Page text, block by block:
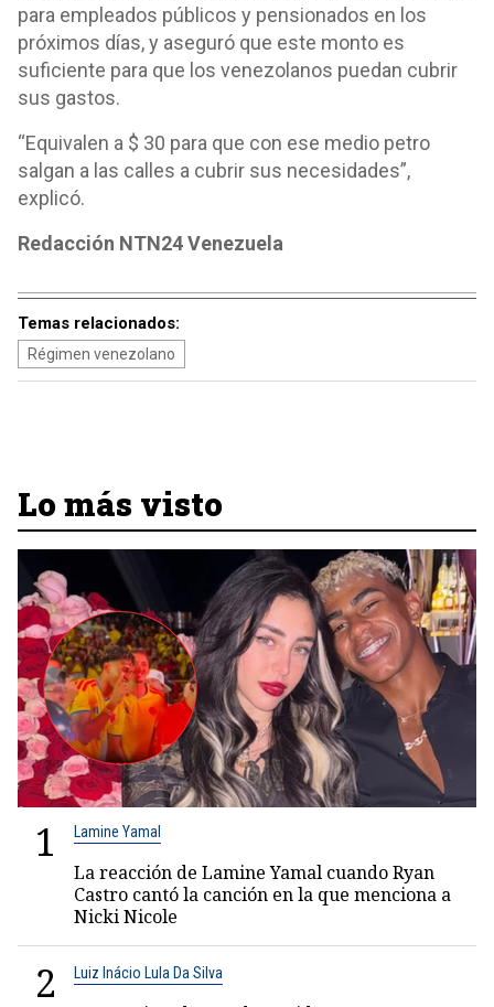
para empleados públicos y pensionados en los
próximos días, y aseguró que este monto es
suficiente para que los venezolanos puedan cubrir
sus gastos.
“Equivalen a $ 30 para que con ese medio petro
salgan a las calles a cubrir sus necesidades”,
explicó.
Redacción NTN24 Venezuela
Temas relacionados:
Régimen venezolano
Lo más visto
1 Lamine Yamal
La reacción de Lamine Yamal cuando Ryan
Castro cantó la canción en la que menciona a
Nicki Nicole
2 Luiz Inácio Lula Da Silva